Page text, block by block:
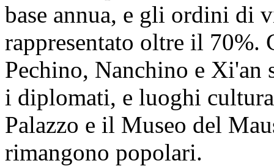
base annua, e gli ordini di
rappresentato oltre il 70%.
Pechino, Nanchino e Xi'an
i diplomati, e luoghi
Palazzo e il Museo del
rimangono popolari.